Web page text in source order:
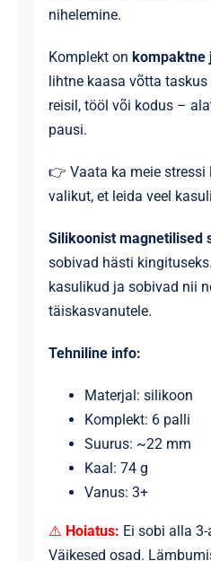
nihelemine.
Komplekt on kompaktne
lihtne kaasa võtta
reisil, tööl või kodus –
pausi.
👉 Vaata ka meie stressi
valikut, et leida veel
Silikoonist magnetilised
sobivad hästi
kasulikud ja sobivad nii
täiskasvanutele.
Tehniline info:
Materjal: silikoon
Komplekt: 6 palli
Suurus: ~22 mm
Kaal: 74 g
Vanus: 3+
⚠️ Hoiatus: Ei sobi alla
Väikesed osad.